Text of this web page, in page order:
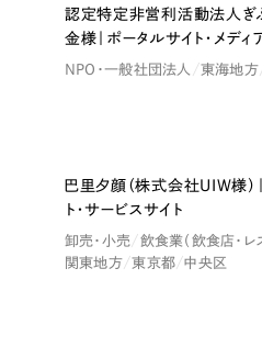
Us
ばいいかお困りのお客様も歓迎。
の整理、サイトコンセプトの策定か
認定特定非営利活動法人ぎ
金様｜ポータルサイト・メディ
NPO・一般社団法人 東海地方
H
o
n
o
r
a
b
l
e
M
e
n
t
i
o
n
巴里夕顔（株式会社UIW様）
ト・サービスサイト
卸売・小売
飲食業（飲食店・レ
関東地方
東京都 中央区